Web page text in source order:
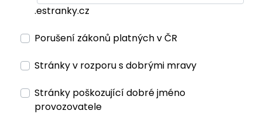
.estranky.cz
Porušení zákonů platných v ČR
Stránky v rozporu s dobrými mravy
Stránky poškozující dobré jméno
provozovatele